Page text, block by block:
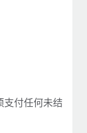
支付任何未结